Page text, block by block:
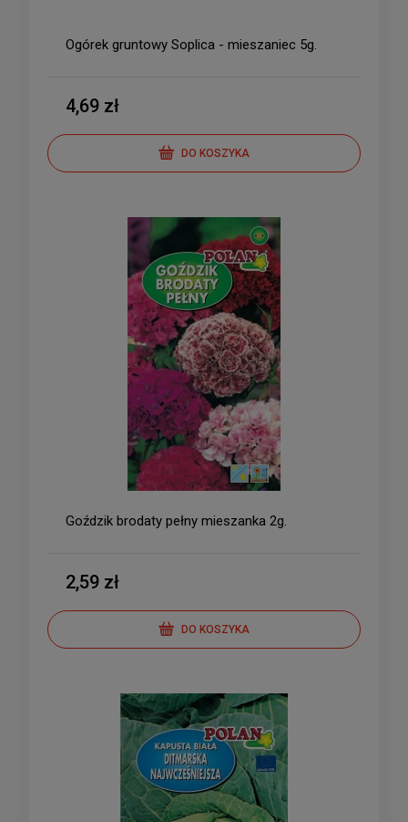
Ogórek gruntowy Soplica - mieszaniec 5g.
4,69 zł
DO KOSZYKA
Goździk brodaty pełny mieszanka 2g.
2,59 zł
DO KOSZYKA